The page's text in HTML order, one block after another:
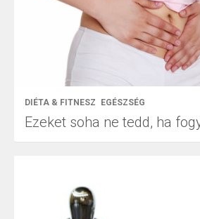
DIÉTA & FITNESZ EGÉSZSÉG
Ezeket soha ne tedd, ha